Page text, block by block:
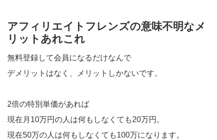
アフィリエイトフレンズの意味不明なメ
リットあれこれ
無料登録して会員になるだけなんで
デメリットはなく、メリットしかないです。
2倍の特別単価があれば
現在月10万円の人は何もしなくても20万円。
現在50万の人は何もしなくても100万になります。